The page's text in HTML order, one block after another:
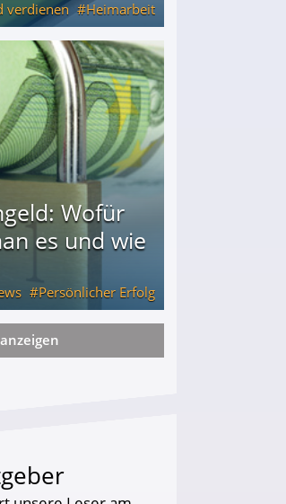
verdienen Heimarbeit
Wofür
es und wie
Persönlicher Erfolg